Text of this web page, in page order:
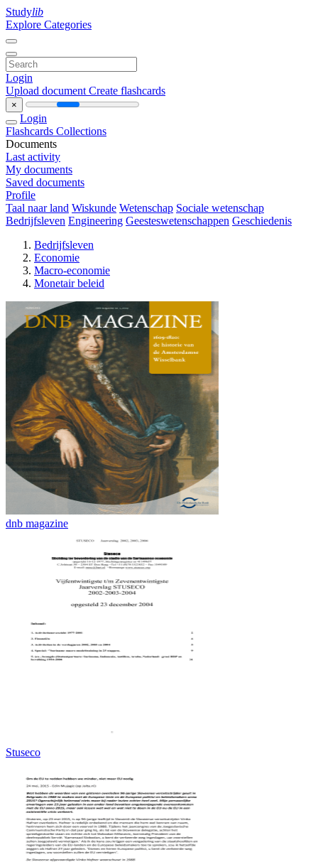
Studylib
Explore Categories
Login
Upload document Create flashcards
×
Login
Flashcards Collections
Documents
Last activity
My documents
Saved documents
Profile
Taal naar land Wiskunde Wetenschap Sociale wetenschap
Bedrijfsleven Engineering Geesteswetenschappen Geschiedenis
Bedrijfsleven
Economie
Macro-economie
Monetair beleid
dnb magazine
Stuseco